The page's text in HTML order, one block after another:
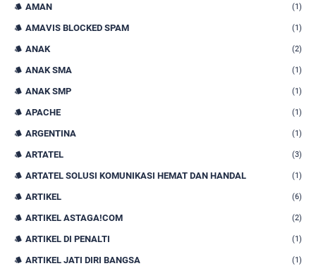
AMAN (1)
AMAVIS BLOCKED SPAM (1)
ANAK (2)
ANAK SMA (1)
ANAK SMP (1)
APACHE (1)
ARGENTINA (1)
ARTATEL (3)
ARTATEL SOLUSI KOMUNIKASI HEMAT DAN HANDAL (1)
ARTIKEL (6)
ARTIKEL ASTAGA!COM (2)
ARTIKEL DI PENALTI (1)
ARTIKEL JATI DIRI BANGSA (1)